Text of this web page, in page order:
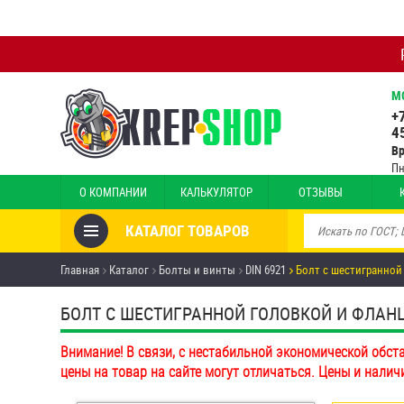
О КОМПАНИИ КАЛЬКУЛЯТОР ОТЗЫВЫ
КАТАЛОГ ТОВАРОВ
Товары со скидкой
Анкеры
Антивандальный крепёж,
инструмент
Болты и винты
Главная Каталог Болты и винты DIN 6921 Болт с
БОЛТ С ШЕСТИГРАННОЙ ГОЛОВКОЙ И
Внимание! В связи, с нестабильной экономической
цены на товар на сайте могут отличаться. Цены и